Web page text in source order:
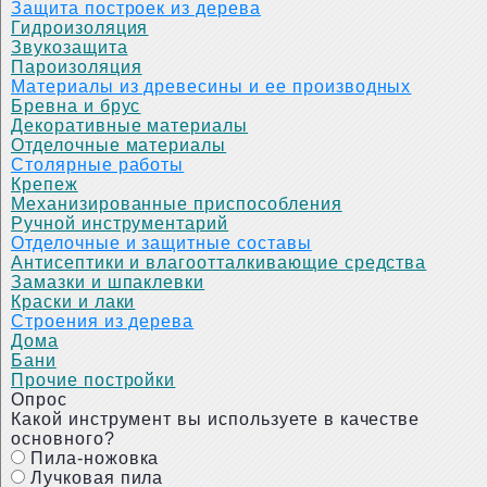
Защита построек из дерева
Гидроизоляция
Звукозащита
Пароизоляция
Материалы из древесины и ее производных
Бревна и брус
Декоративные материалы
Отделочные материалы
Столярные работы
Крепеж
Механизированные приспособления
Ручной инструментарий
Отделочные и защитные составы
Антисептики и влагоотталкивающие средства
Замазки и шпаклевки
Краски и лаки
Строения из дерева
Дома
Бани
Прочие постройки
Опрос
Какой инструмент вы используете в качестве
основного?
Пила-ножовка
Лучковая пила